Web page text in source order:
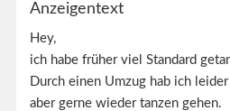
Anzeigentext
Hey,
ich habe früher viel Standard
Durch einen Umzug hab ich
aber gerne wieder tanzen gehen.